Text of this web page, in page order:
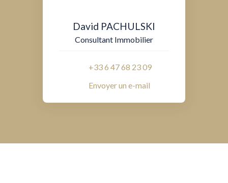
David PACHULSKI
Consultant Immobilier
+33 6 47 68 23 09
Envoyer un e-mail